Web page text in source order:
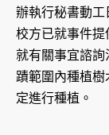
辦執行秘書動工
校方已就事件
就有關事宜諮
蹟範圍內種植
定進行種植。